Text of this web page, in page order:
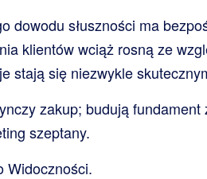
dowodu słuszności ma
klientów wciąż rosną ze
stają się niezwykle
zakup; budują
szeptany.
Widoczności.